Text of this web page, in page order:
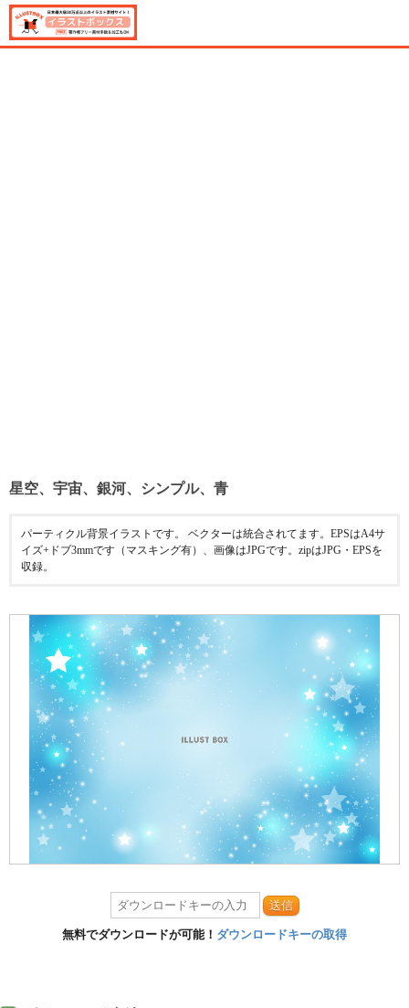
星空、宇宙、銀河、シンプル、青
パーティクル背景イラストです。 ベクターは統合されてます。EPSはA4サ
イズ+ドブ3mmです（マスキング有）、画像はJPGです。zipはJPG・EPSを
収録。
送信
無料でダウンロードが可能！ ダウンロードキーの取得